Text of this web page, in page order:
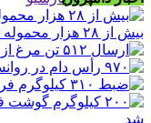
بیش از ۲۸ هزار محموله تخم‌مرغ در سامانه قرنطینه ثبت شد